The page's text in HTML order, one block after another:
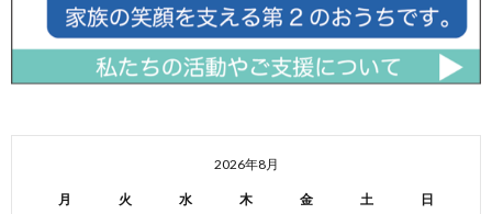
2026年8月
月 火 水 木 金 土 日